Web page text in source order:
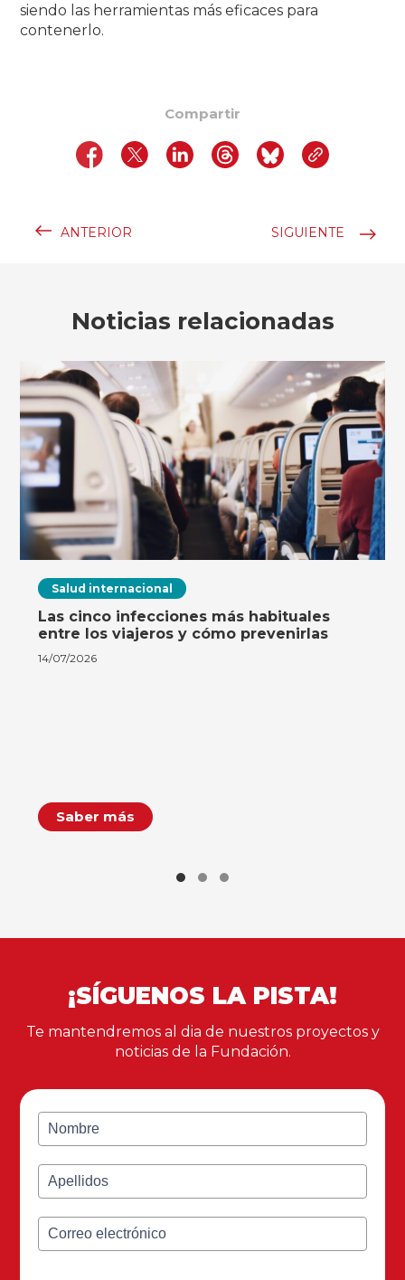
siendo las herramientas más eficaces para
contenerlo.
Compartir
ANTERIOR SIGUIENTE
Noticias relacionadas
Salud internacional
Las cinco infecciones más habituales
entre los viajeros y cómo prevenirlas
14/07/2026
Saber más
¡SÍGUENOS LA PISTA!
Te mantendremos al dia de nuestros proyectos y
noticias de la Fundación.